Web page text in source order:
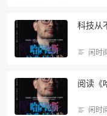
科技从
闲时
阅读《
闲时